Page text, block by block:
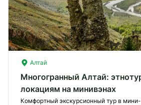
Алтай
Многогранный Алтай:
локациям на минивэнах
Комфортный экскурсионный тур в